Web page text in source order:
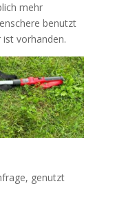
mehr
benutzt
vorhanden.
genutzt